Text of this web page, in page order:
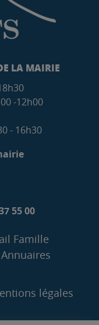
LA MAIRIE
-12h00
- 16h30
55 00
Famille
Annuaires
légales